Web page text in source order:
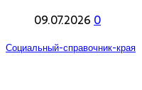
09.07.2026 0
Социальный-справочник-края